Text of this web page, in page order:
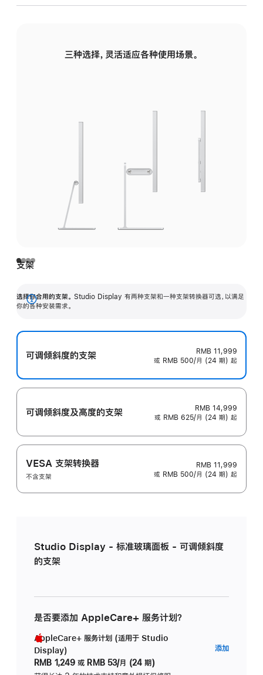
三种选择，灵活适应各种使用场景。
支架
选择你合用的支架。 Studio Display 有两种支架和一种支架转换器可选，以满足
你的各种安装需求。
展
可调倾斜度的支架
RMB 11,999
或 RMB 500/月 (24 期) 起
可调倾斜度及高‍度的支‍架
RMB 14,999
或 RMB 625/月 (24 期) 起
VESA 支架转换器
不含支架
RMB 11,999
或 RMB 500/月 (24 期) 起
Studio Display - 标准玻璃面板 - 可调倾斜度
的支架
是否要添加 AppleCare+ 服务计划？
AppleCare+ 服务计划 (适用于 Studio
Display)
RMB 1,249 或 RMB 53/月 (24 期)
添加